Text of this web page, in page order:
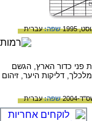
1995 שפה:עברית
פני כדור הארץ, הגשם
דליקות היער, זיהום
2004 שפה:עברית